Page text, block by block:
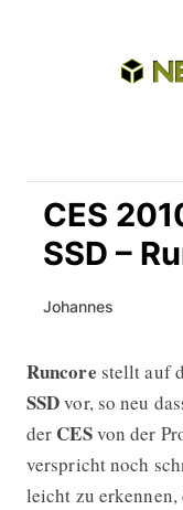
CES
SSD –
Johannes
CES 2010:
Runcore stellt auf
SSDvor, so neu
der CESvon der
verspricht noch
leicht zu